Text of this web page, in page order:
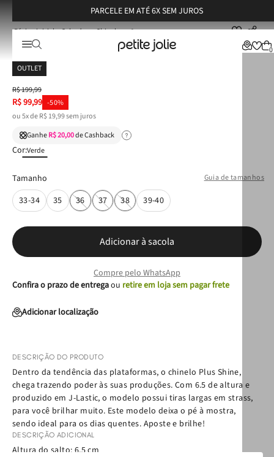
PARCELE EM ATÉ 6X SEM JUROS
0
Calçados Chinelos Chinelo Petite Jolie Plus Shine Soft Green PJ7414
Chinelo Petite Jolie Plus Shine Soft Green PJ7414
OUTLET
R$199,99
R$99,99 -50%
ou5x deR$ 19,99sem juros
GanheR$ 20,00de Cashback
Cor:Verde
Guia de tamanhos
Tamanho
33-34
35 36 37 38 39-40
Adicionar à sacola
Compre pelo WhatsApp
Confira o prazo de entregaou retire em loja sem pagar frete
Adicionar localização
DESCRIÇÃO DO PRODUTO
Dentro da tendência das plataformas, o chinelo Plus Shine,
chega trazendo poder às suas produções. Com 6.5 de altura e
produzido em J-Lastic, o modelo possui tiras largas em strass,
para você brilhar muito. Este modelo deixa o pé à mostra,
sendo ideal para os dias quentes. Aposte e brilhe!
DESCRIÇÃO ADICIONAL
Altura do salto: 6,5 cm